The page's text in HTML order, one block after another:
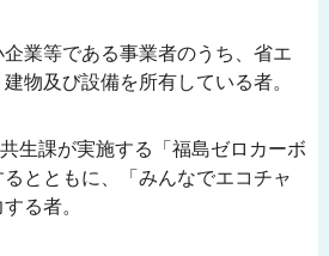
業等である事業者のうち、省エ
物及び設備を所有している者。
生課が実施する「福島ゼロカーボ
とともに、「みんなでエコチャ
る者。